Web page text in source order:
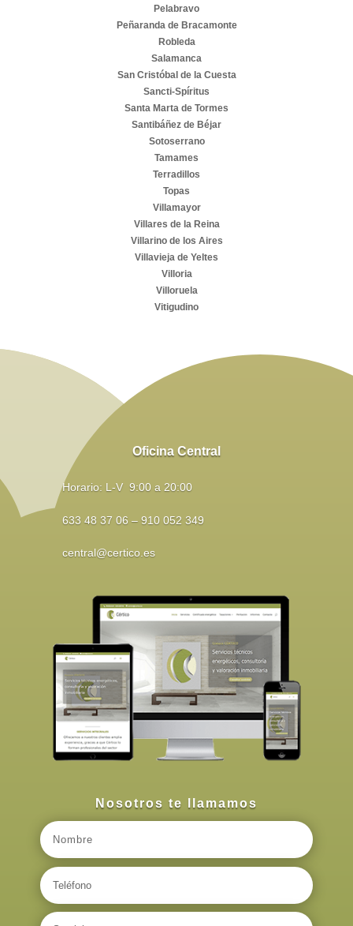
Pelabravo
Peñaranda de Bracamonte
Robleda
Salamanca
San Cristóbal de la Cuesta
Sancti-Spíritus
Santa Marta de Tormes
Santibáñez de Béjar
Sotoserrano
Tamames
Terradillos
Topas
Villamayor
Villares de la Reina
Villarino de los Aires
Villavieja de Yeltes
Villoria
Villoruela
Vitigudino
Oficina Central
Horario: L-V 9:00 a 20:00
633 48 37 06 – 910 052 349
central@certico.es
Nosotros te llamamos